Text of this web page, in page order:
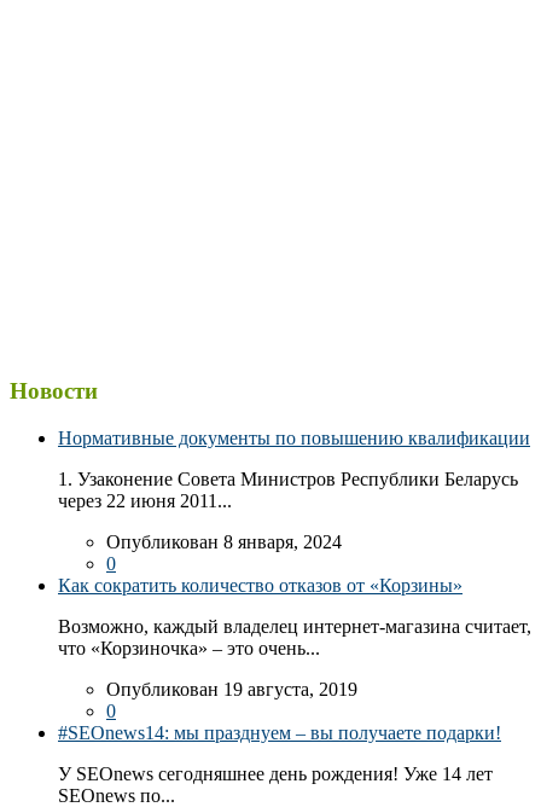
Новости
Нормативные документы по повышению квалификации
1. Узаконение Совета Министров Республики Беларусь
через 22 июня 2011...
Опубликован 8 января, 2024
0
Как сократить количество отказов от «Корзины»
Возможно, каждый владелец интернет-магазина считает,
что «Корзиночка» – это очень...
Опубликован 19 августа, 2019
0
#SEOnews14: мы празднуем – вы получаете подарки!
У SEOnews сегодняшнее день рождения! Уже 14 лет
SEOnews по...